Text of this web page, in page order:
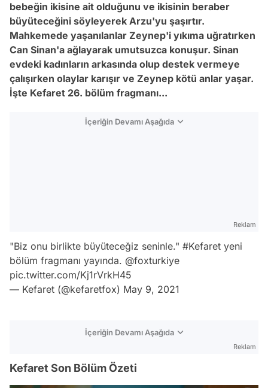
bebeğin ikisine ait olduğunu ve ikisinin beraber
büyüteceğini söyleyerek Arzu'yu şaşırtır.
Mahkemede yaşanılanlar Zeynep'i yıkıma uğratırken
Can Sinan'a ağlayarak umutsuzca konuşur. Sinan
evdeki kadınların arkasında olup destek vermeye
çalışırken olaylar karışır ve Zeynep kötü anlar yaşar.
İşte Kefaret 26. bölüm fragmanı...
İçeriğin Devamı Aşağıda
Reklam
"Biz onu birlikte büyüteceğiz seninle." #Kefaret yeni
bölüm fragmanı yayında. @foxturkiye
pic.twitter.com/Kj1rVrkH45
— Kefaret (@kefaretfox) May 9, 2021
İçeriğin Devamı Aşağıda
Reklam
Kefaret Son Bölüm Özeti